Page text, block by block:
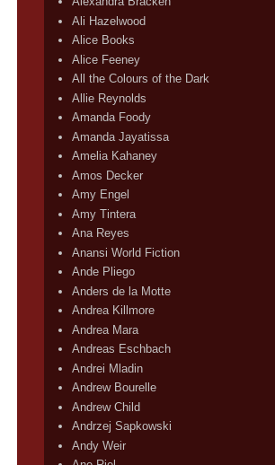
Ali Hazelwood
Alice Books
Alice Feeney
All the Colours of the Dark
Allie Reynolds
Amanda Foody
Amanda Jayatissa
Amelia Kahaney
Amos Decker
Amy Engel
Amy Tintera
Ana Reyes
Anansi World Fiction
Ande Pliego
Anders de la Motte
Andrea Killmore
Andrea Mara
Andreas Eschbach
Andrei Mladin
Andrew Bourelle
Andrew Child
Andrzej Sapkowski
Andy Weir